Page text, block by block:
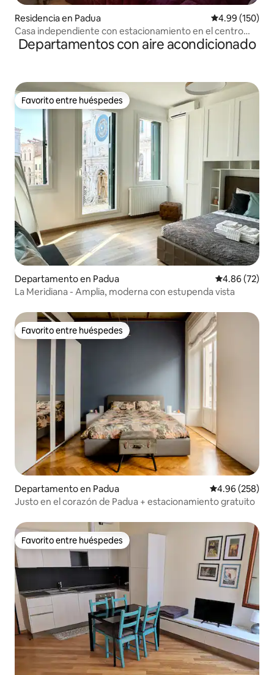
Residencia en Padua Calificación
4.99 (150)
Casa independiente con estacionamiento en el centro
histórico
Departamentos con aire acondicionado
Favorito entre huéspedes
Favorito entre huéspedes
Departamento en Padua Calificación
4.86 (72)
La Meridiana - Amplia, moderna con estupenda vista
Favorito entre huéspedes
Favorito entre huéspedes
Departamento en Padua Calificación
4.96 (258)
Justo en el corazón de Padua + estacionamiento gratuito
Favorito entre huéspedes
Favorito entre huéspedes